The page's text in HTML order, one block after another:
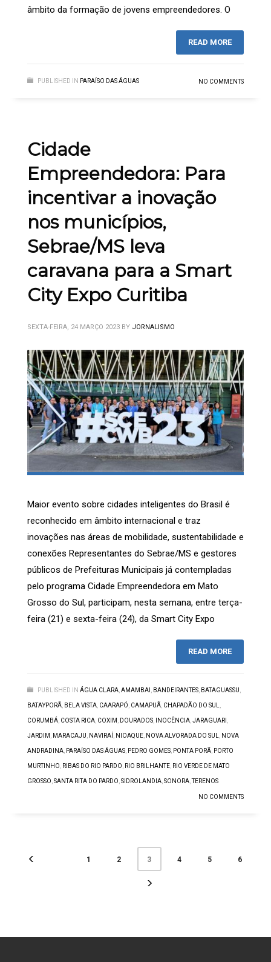
âmbito da formação de jovens empreendedores. O
READ MORE
PUBLISHED IN PARAÍSO DAS ÁGUAS NO COMMENTS
Cidade
Empreendedora: Para
incentivar a inovação
nos municípios,
Sebrae/MS leva
caravana para a Smart
City Expo Curitiba
SEXTA-FEIRA, 24 MARÇO 2023 BY JORNALISMO
Maior evento sobre cidades inteligentes do Brasil é
reconhecido em âmbito internacional e traz
inovações nas áreas de mobilidade, sustentabilidade e
conexões Representantes do Sebrae/MS e gestores
públicos de Prefeituras Municipais já contempladas
pelo programa Cidade Empreendedora em Mato
Grosso do Sul, participam, nesta semana, entre terça-
feira (21) e sexta-feira (24), da Smart City Expo
READ MORE
PUBLISHED IN ÁGUA CLARA,AMAMBAI , BANDEIRANTES, BATAGUASSU,
BATAYPORÃ, BELA VISTA, CAARAPÓ, CAMAPUÃ, CHAPADÃO DO SUL,
CORUMBÁ, COSTA RICA, COXIM , DOURADOS, INOCÊNCIA,JARAGUARI ,
JARDIM , MARACAJU, NAVIRAÍ , NIOAQUE, NOVA ALVORADA DO SUL, NOVA
ANDRADINA, PARAÍSO DAS ÁGUAS, PEDRO GOMES, PONTA PORÃ, PORTO
MURTINHO, RIBAS DO RIO PARDO, RIO BRILHANTE, RIO VERDE DE MATO
GROSSO,SANTA RITA DO PARDO,SIDROLANDIA,SONORA, TERENOS
NO COMMENTS
1 2 3 4 5 6